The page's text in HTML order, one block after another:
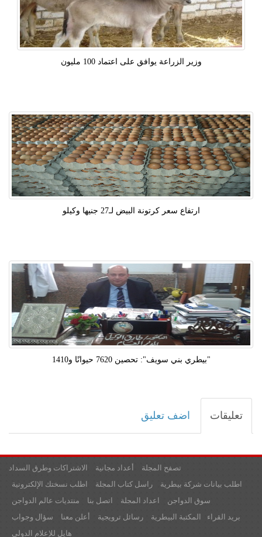
وزير الزراعة يوافق على اعتماد 100 مليون
ارتفاع سعر كرتونة البيض لـ27 جنيها وكيلو
"بيطري بني سويف": تحصين 7620 حيوانًا و1410
تعليقات اضف تعليق
الاشتراكات وطرق السداد أعداد مجانية
تصفح المجلة
اطلب نسختك الإلكترونية
راسل كتاب المجلة
اطلب بيانات شركة بيطرية
منتديات عالم الدواجن
اتصل بنا اعداد المجلة
سوق الدواجن
سؤال وجواب
أعلن معنا رسائل ترويجية المكتبة البيطرية
بريد القراء
هايل للإعلام الدولي